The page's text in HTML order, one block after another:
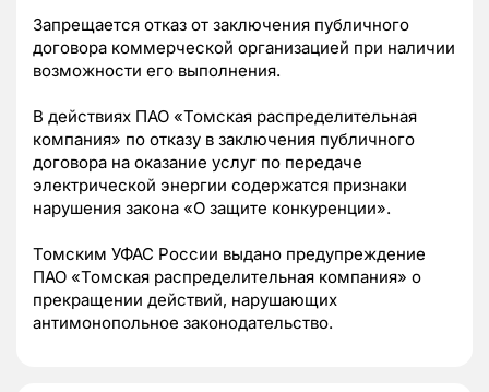
Запрещается отказ от заключения публичного
договора коммерческой организацией при наличии
возможности его выполнения.
В действиях ПАО «Томская распределительная
компания» по отказу в заключения публичного
договора на оказание услуг по передаче
электрической энергии содержатся признаки
нарушения закона «О защите конкуренции».
Томским УФАС России выдано предупреждение
ПАО «Томская распределительная компания» о
прекращении действий, нарушающих
антимонопольное законодательство.